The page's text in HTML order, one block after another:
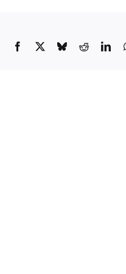
Facebook
X BlueskyReddit